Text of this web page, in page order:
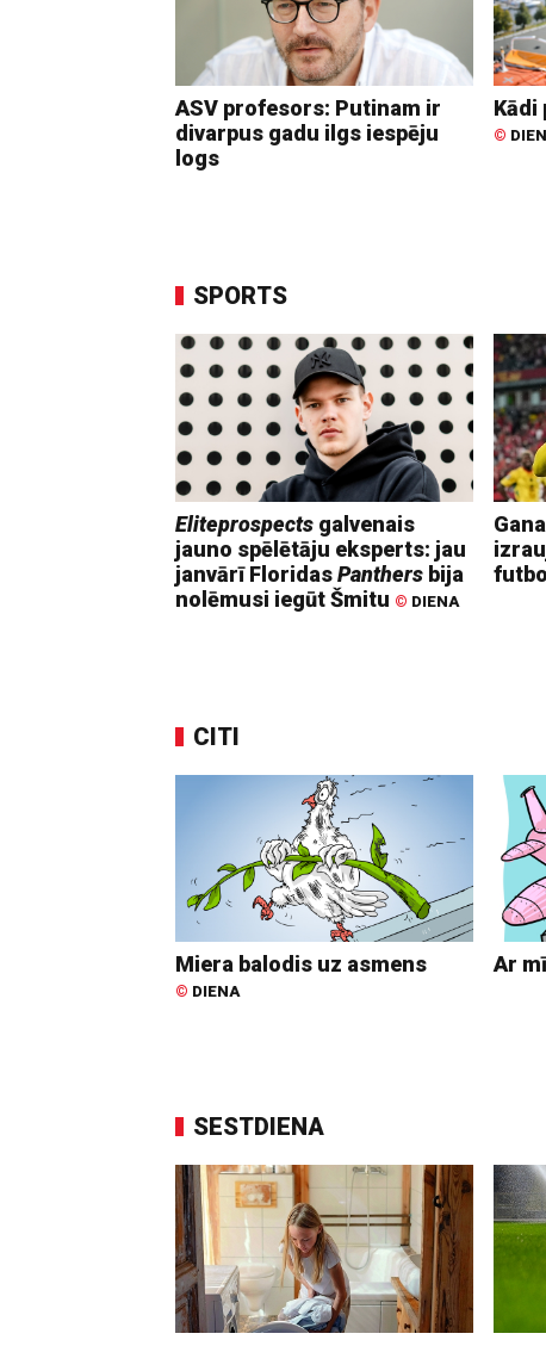
ASV profesors: Putinam ir
divarpus gadu ilgs iespēju
logs
Kādi
©
SPORTS
Eliteprospects galvenais
jauno spēlētāju eksperts: jau
janvārī FloridasPanthers bija
nolēmusi iegūt Šmitu © DIENA
CITI
Miera balodis uz asmens
© DIENA
Ar
SESTDIENA